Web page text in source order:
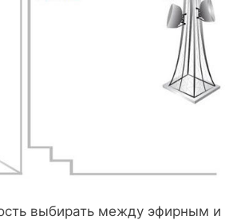
выбирать между эфирным и